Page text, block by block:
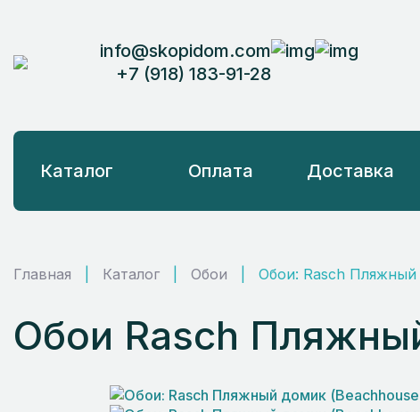
info@skopidom.com
+7 (918) 183-91-28
Каталог Оплата Доставка
Главная Каталог Обои Обои: Rasch
Обои Rasch